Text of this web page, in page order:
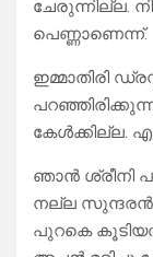
ചേരുന്നില്ല.
പെണ്ണാണെന്ന്.
ഇമ്മാതിരി
കേൾക്കില്ല.
ഞാൻ ശ്രീനി
നല്ല
പുറകെ